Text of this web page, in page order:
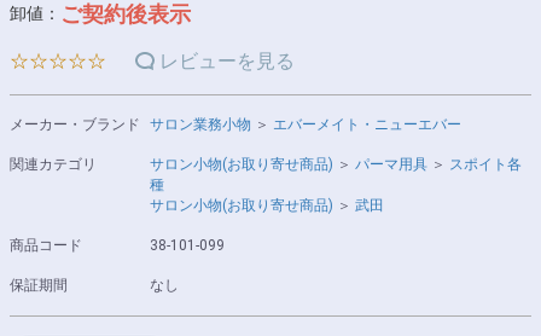
卸値： ご契約後表示
☆☆☆☆☆ レビューを見る
メーカー・ブランド サロン業務小物 ＞ エバーメイト・ニューエバー
関連カテゴリ サロン小物(お取り寄せ商品) ＞ パーマ用具 ＞ スポイト各
種
サロン小物(お取り寄せ商品) ＞ 武田
商品コード 38-101-099
保証期間 なし